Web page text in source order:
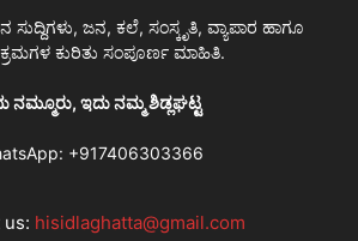
ಸುದ್ದಿಗಳು, ಜನ, ಕಲೆ, ಸಂಸ್ಕೃತಿ, ವ್ಯಾಪಾರ ಹಾಗೂ
ಕುರಿತು ಸಂಪೂರ್ಣ ಮಾಹಿತಿ.
ನಮ್ಮೂರು, ಇದು ನಮ್ಮ ಶಿಡ್ಲಘಟ್ಟ
+917406303366
us: hisidlaghatta@gmail.com